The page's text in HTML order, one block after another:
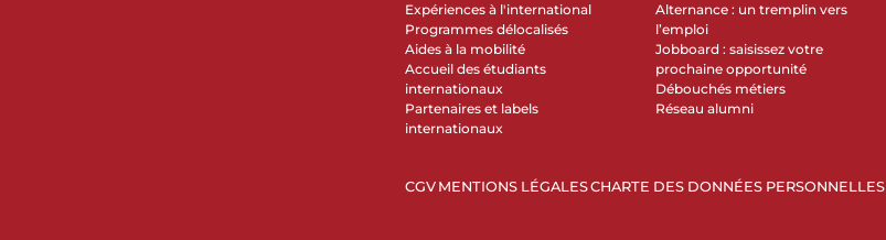
Expériences à l'international
Programmes délocalisés
Aides à la mobilité
Accueil des étudiants
internationaux
Partenaires et labels
internationaux
Alternance : un tremplin vers
l’emploi
Jobboard : saisissez votre
prochaine opportunité
Débouchés métiers
Réseau alumni
CGV MENTIONS LÉGALESCHARTE DES DONNÉES PERSONNELLES